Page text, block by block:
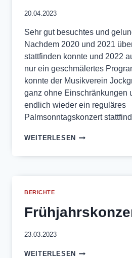
20.04.2023
Sehr gut besuchtes und
Nachdem 2020 und 2021
stattfinden konnte und 2022
nur ein geschmälertes
konnte der Musikverein
ganz ohne Einschränkungen
endlich wieder ein reguläres
Palmsonntagskonzert
WEITERLESEN
02.
BERICHTE
23.03.2023
WEITERLESEN